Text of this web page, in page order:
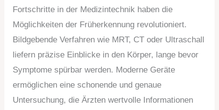
Fortschritte in der Medizintechnik haben die
Möglichkeiten der Früherkennung revolutioniert.
Bildgebende Verfahren wie MRT, CT oder Ultraschall
liefern präzise Einblicke in den Körper, lange bevor
Symptome spürbar werden. Moderne Geräte
ermöglichen eine schonende und genaue
Untersuchung, die Ärzten wertvolle Informationen